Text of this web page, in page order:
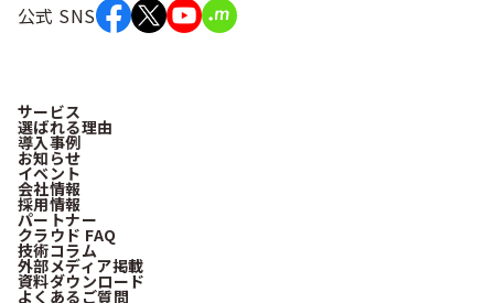
公式 SNS
サービス
選ばれる理由
導入事例
お知らせ
イベント
会社情報
採用情報
パートナー
クラウド FAQ
技術コラム
外部メディア掲載
資料ダウンロード
よくあるご質問